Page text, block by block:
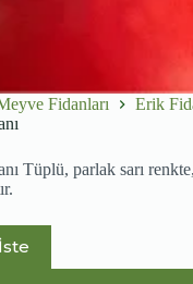
Fidanları Erik
Tüplü, parlak sarı